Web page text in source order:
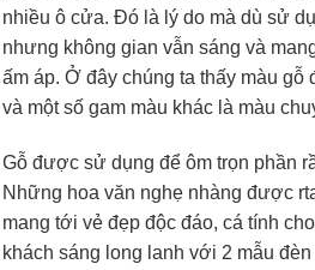
nhiều ô cửa. Đó là lý do mà dù sử
nhưng không gian vẫn sáng và
ấm áp. Ở đây chúng ta thấy màu
và một số gam màu khác là màu
Gỗ được sử dụng để ôm trọn phần
Những hoa văn nghẹ nhàng được
mang tới vẻ đẹp độc đáo, cá tính
khách sáng long lanh với 2 mẫu